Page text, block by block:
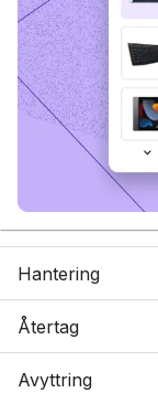
Hantering
Återtag
Avyttring